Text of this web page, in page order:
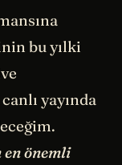
bu yılki
yayında
en önemli